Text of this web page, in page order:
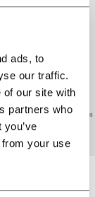
ads, to
our traffic.
of our site with
partners who
your use